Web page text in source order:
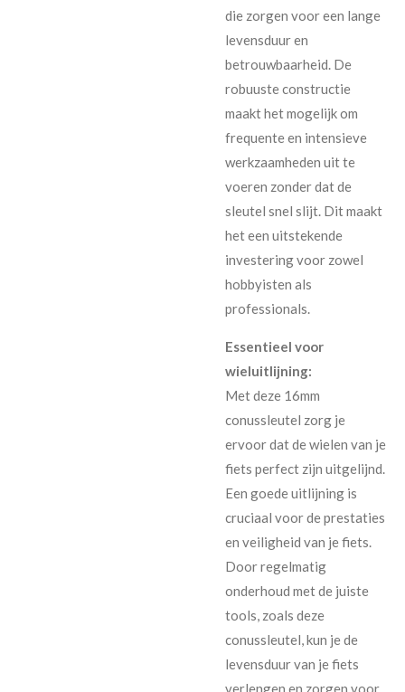
die zorgen voor een lange
levensduur en
betrouwbaarheid. De
robuuste constructie
maakt het mogelijk om
frequente en intensieve
werkzaamheden uit te
voeren zonder dat de
sleutel snel slijt. Dit maakt
het een uitstekende
investering voor zowel
hobbyisten als
professionals.
Essentieel voor
wieluitlijning:
Met deze 16mm
conussleutel zorg je
ervoor dat de wielen van je
fiets perfect zijn uitgelijnd.
Een goede uitlijning is
cruciaal voor de prestaties
en veiligheid van je fiets.
Door regelmatig
onderhoud met de juiste
tools, zoals deze
conussleutel, kun je de
levensduur van je fiets
verlengen en zorgen voor